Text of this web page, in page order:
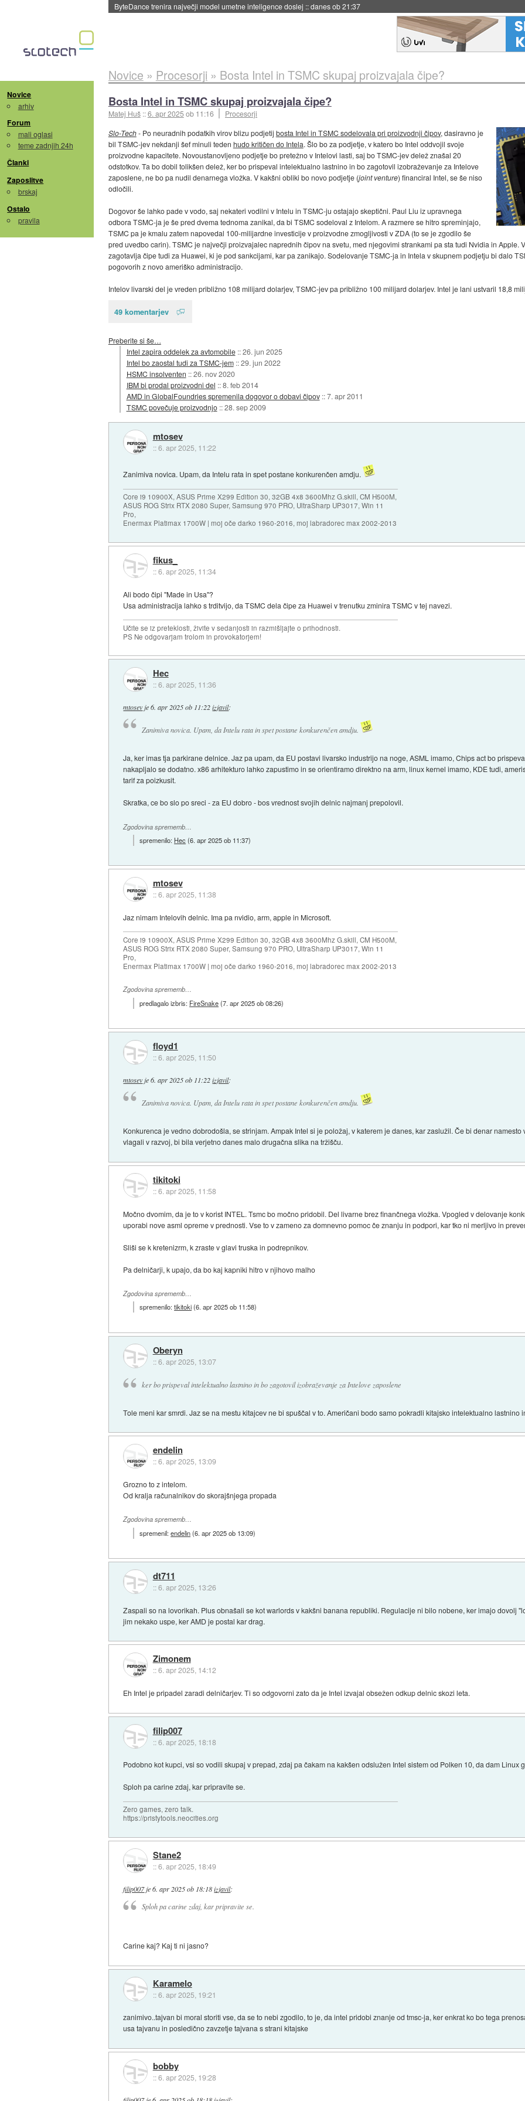
Spletne strani začele streči oglase za agente umetne inteligence::danes ob 21:23
Novice
arhiv
Forum
mali oglasi
teme zadnjih 24h
Članki
Zaposlitve
brskaj
Ostalo
pravila
Novice » Procesorji » Bosta Intel in TSMC skupaj proizvajala čipe?
Bosta Intel in TSMC skupaj proizvajala čipe?
Matej Huš ::6. apr 2025ob 11:16
Procesorji
Slo-Tech- Po neuradnih podatkih virov blizu podjetij bosta Intel in TSMC sodelovala pri proizvodnji čipov, dasiravno je
bil TSMC-jev nekdanji šef minuli teden hudo kritičen do Intela. Šlo bo za podjetje, v katero bo Intel oddvojil svoje
proizvodne kapacitete. Novoustanovljeno podjetje bo pretežno v Intelovi lasti, saj bo TSMC-jev delež znašal 20
odstotkov. Ta bo dobil tolikšen delež, ker bo prispeval intelektualno lastnino in bo zagotovil izobraževanje za Intelove
zaposlene, ne bo pa nudil denarnega vložka. V kakšni obliki bo novo podjetje (joint venture) financiral Intel, se še niso
odločili.
Dogovor še lahko pade v vodo, saj nekateri vodilni v Intelu in TSMC-ju ostajajo skeptični. Paul Liu iz upravnega
odbora TSMC-ja je še pred dvema tednoma zanikal, da bi TSMC sodeloval z Intelom. A razmere se hitro spreminjajo,
TSMC pa je kmalu zatem napovedal 100-milijardne investicije v proizvodne zmogljivosti v ZDA (to se je zgodilo še
pred uvedbo carin). TSMC je največji proizvajalec naprednih čipov na svetu, med njegovimi strankami pa sta tudi Nvidia in Apple.
zagotavlja čipe tudi za Huawei, ki je pod sankcijami, kar pa zanikajo. Sodelovanje TSMC-ja in Intela v skupnem podjetju bi dalo
pogovorih z novo ameriško administracijo.
Intelov livarski del je vreden približno 108 milijard dolarjev, TSMC-jev pa približno 100 milijard dolarjev. Intel je lani ustvaril 18,8
49 komentarjev
Preberite si še…
Intel zapira oddelek za avtomobile ::26. jun 2025
Intel bo zaostal tudi za TSMC-jem ::29. jun 2022
HSMC insolventen ::26. nov 2020
IBM bi prodal proizvodni del ::8. feb 2014
AMD in GlobalFoundries spremenila dogovor o dobavi čipov ::7. apr 2011
TSMC povečuje proizvodnjo ::28. sep 2009
mtosev
::6. apr 2025, 11:22
Zanimiva novica. Upam, da Intelu rata in spet postane konkurenčen amdju.
Core i9 10900X, ASUS Prime X299 Edition 30, 32GB 4x8 3600Mhz G.skill, CM H500M,
ASUS ROG Strix RTX 2080 Super, Samsung 970 PRO, UltraSharp UP3017, Win 11
Pro,
Enermax Platimax 1700W | moj oče darko 1960-2016, moj labradorec max 2002-2013
fikus_
::6. apr 2025, 11:34
Ali bodo čipi "Made in Usa"?
Usa administracija lahko s trditvijo, da TSMC dela čipe za Huawei v trenutku zminira TSMC v tej navezi.
Učite se iz preteklosti, živite v sedanjosti in razmišljajte o prihodnosti.
PS Ne odgovarjam trolom in provokatorjem!
Hec
::6. apr 2025, 11:36
mtosev je6. apr 2025 ob 11:22 izjavil:
Zanimiva novica. Upam, da Intelu rata in spet postane konkurenčen amdju.
Ja, ker imas tja parkirane delnice. Jaz pa upam, da EU postavi livarsko industrijo na noge, ASML imamo, Chips act bo
nakapljalo se dodatno. x86 arhitekturo lahko zapustimo in se orientiramo direktno na arm, linux kernel imamo, KDE tudi,
tarif za poizkusit.
Skratka, ce bo slo po sreci - za EU dobro - bos vrednost svojih delnic najmanj prepolovil.
Zgodovina sprememb…
spremenilo: Hec (6. apr 2025 ob 11:37)
mtosev
::6. apr 2025, 11:38
Jaz nimam Intelovih delnic. Ima pa nvidio, arm, apple in Microsoft.
Core i9 10900X, ASUS Prime X299 Edition 30, 32GB 4x8 3600Mhz G.skill, CM H500M,
ASUS ROG Strix RTX 2080 Super, Samsung 970 PRO, UltraSharp UP3017, Win 11
Pro,
Enermax Platimax 1700W | moj oče darko 1960-2016, moj labradorec max 2002-2013
Zgodovina sprememb…
predlagalo izbris: FireSnake(7. apr 2025 ob 08:26)
floyd1
::6. apr 2025, 11:50
mtosev je6. apr 2025 ob 11:22 izjavil:
Zanimiva novica. Upam, da Intelu rata in spet postane konkurenčen amdju.
Konkurenca je vedno dobrodošla, se strinjam. Ampak Intel si je položaj, v katerem je danes, kar zaslužil. Če bi denar
vlagali v razvoj, bi bila verjetno danes malo drugačna slika na tržišču.
tikitoki
::6. apr 2025, 11:58
Močno dvomim, da je to v korist INTEL. Tsmc bo močno pridobil. Del livarne brez finančnega vložka. Vpogled v delovanje
uporabi nove asml opreme v prednosti. Vse to v zameno za domnevno pomoc če znanju in podpori, kar tko ni merljivo in
Sliši se k kretenizrm, k zraste v glavi truska in podrepnikov.
Pa delničarji, k upajo, da bo kaj kapniki hitro v njihovo malho
Zgodovina sprememb…
spremenilo:tikitoki(6. apr 2025 ob 11:58)
Oberyn
::6. apr 2025, 13:07
ker bo prispeval intelektualno lastnino in bo zagotovil izobraževanje za Intelove zaposlene
Tole meni kar smrdi. Jaz se na mestu kitajcev ne bi spuščal v to. Američani bodo samo pokradli kitajsko intelektualno lastnino
endelin
::6. apr 2025, 13:09
Grozno to z intelom.
Od kralja računalnikov do skorajšnjega propada
Zgodovina sprememb…
spremenil:endelin(6. apr 2025 ob 13:09)
dt711
::6. apr 2025, 13:26
Zaspali so na lovorikah. Plus obnašali se kot warlords v kakšni banana republiki. Regulacije ni bilo nobene, ker imajo dovolj
jim nekako uspe, ker AMD je postal kar drag.
Zimonem
::6. apr 2025, 14:12
Eh Intel je pripadel zaradi delničarjev. Ti so odgovorni zato da je Intel izvajal obsežen odkup delnic skozi leta.
filip007
::6. apr 2025, 18:18
Podobno kot kupci, vsi so vodili skupaj v prepad, zdaj pa čakam na kakšen odslužen Intel sistem od Polken 10, da dam Linux
Sploh pa carine zdaj, kar pripravite se.
Zero games, zero talk.
https://pristytools.neocities.org
Stane2
::6. apr 2025, 18:49
filip007je6. apr 2025 ob 18:18 izjavil:
Sploh pa carine zdaj, kar pripravite se.
Carine kaj? Kaj ti ni jasno?
Karamelo
::6. apr 2025, 19:21
zanimivo..tajvan bi moral storiti vse, da se to nebi zgodilo, to je, da intel pridobi znanje od tmsc-ja, ker enkrat ko bo tega
usa tajvanu in posledično zavzetje tajvana s strani kitajske
bobby
::6. apr 2025, 19:28